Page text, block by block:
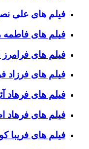
فیلم های علی
فیلم های فاطمه
فیلم های فرامرز
فیلم های فرزاد
فیلم های فرهاد
فیلم های فرهاد
فیلم های فریبا